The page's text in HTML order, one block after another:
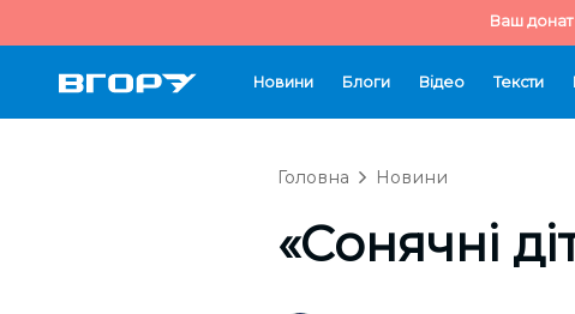
Ваш донат
Новини Блоги Відео Тексти
Головна Новини
«Сонячні